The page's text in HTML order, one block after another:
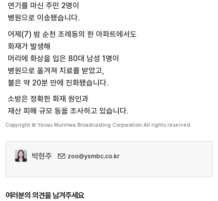
연기를 마신 주민 2명이
병원으로 이송됐습니다.
어제(7) 밤 순천 조례동의 한 아파트에서도
화재가 발생해
머리에 화상을 입은 80대 남성 1명이
병원으로 옮겨져 치료를 받았고,
불은 약 20분 만에 진화됐습니다.
소방은 정확한 화재 원인과
재산 피해 규모 등을 조사하고 있습니다.
Copyright © Yeosu Munhwa Broadcasting Corporation.All rights reserved.
박현주 zoo@ysmbc.co.kr
여러분의 의견을 남겨주세요